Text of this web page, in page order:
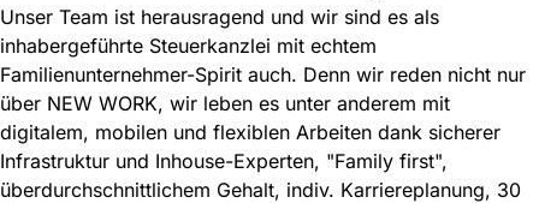
Unser Team ist herausragend und wir sind es als
inhabergeführte Steuerkanzlei mit echtem
Familienunternehmer-Spirit auch. Denn wir reden nicht nur
über NEW WORK, wir leben es unter anderem mit
digitalem, mobilen und flexiblen Arbeiten dank sicherer
Infrastruktur und Inhouse-Experten, "Family first",
überdurchschnittlichem Gehalt, indiv. Karriereplanung, 30